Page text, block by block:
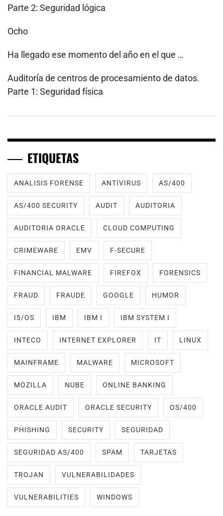
Parte 2: Seguridad lógica
Ocho
Ha llegado ese momento del año en el que …
Auditoría de centros de procesamiento de datos.
Parte 1: Seguridad física
ETIQUETAS
ANALISIS FORENSE ANTIVIRUS AS/400
AS/400 SECURITY AUDIT AUDITORIA
AUDITORIA ORACLE CLOUD COMPUTING
CRIMEWARE EMV F-SECURE
FINANCIAL MALWARE FIREFOX FORENSICS
FRAUD FRAUDE GOOGLE HUMOR
I5/OS IBM IBM I IBM SYSTEM I
INTECO INTERNET EXPLORER IT LINUX
MAINFRAME MALWARE MICROSOFT
MOZILLA NUBE ONLINE BANKING
ORACLE AUDIT ORACLE SECURITY OS/400
PHISHING SECURITY SEGURIDAD
SEGURIDAD AS/400 SPAM TARJETAS
TROJAN VULNERABILIDADES
VULNERABILITIES WINDOWS